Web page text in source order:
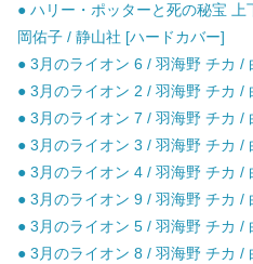
● ハリー・ポッターと死の秘宝
岡佑子 / 静山社 [ハードカバー]
● 3月のライオン 6 / 羽海野 チカ /
● 3月のライオン 2 / 羽海野 チカ /
● 3月のライオン 7 / 羽海野 チカ /
● 3月のライオン 3 / 羽海野 チカ /
● 3月のライオン 4 / 羽海野 チカ /
● 3月のライオン 9 / 羽海野 チカ /
● 3月のライオン 5 / 羽海野 チカ /
● 3月のライオン 8 / 羽海野 チカ /